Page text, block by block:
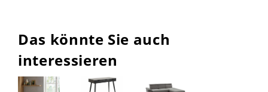
Das könnte Sie auch
interessieren